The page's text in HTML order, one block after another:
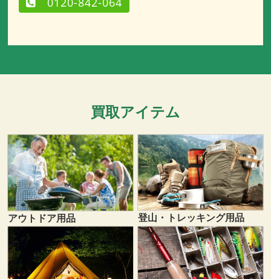
買取アイテム
アウトドア用品 登山・トレッキング用品